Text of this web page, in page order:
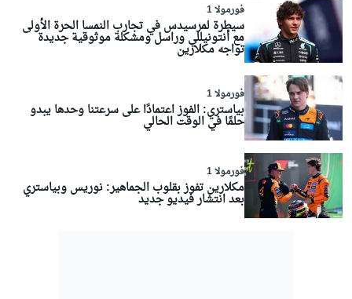
فورمولا 1
سيطرة لمرسيدس في تجارب النمسا الحرة الأولى
مع أنتونيللي وراسل ومشكلة موثوقية جديدة
تواجه مكلارين
فورمولا 1
بياستري: الفوز اعتمادًا على سرعتنا وحدها يبدو
حلمًا في الوقت الحالي
فورمولا 1
مكلارين تفوز بقلوب الجماهير: نوريس وبياستري
بعد انتشار فيديو جديد